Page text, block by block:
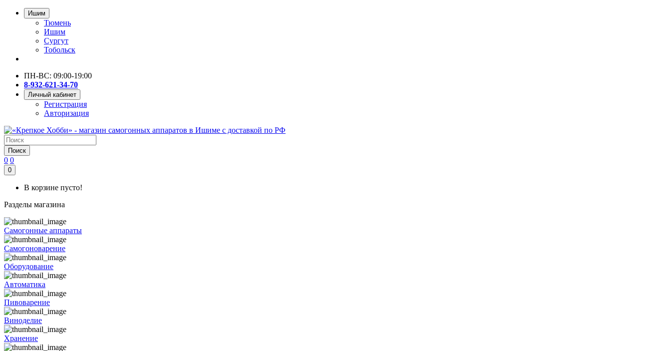
Ишим
Тюмень
Ишим
Сургут
Тобольск
ПН-ВС: 09:00-19:00
8-932-621-34-70
Личный кабинет
Регистрация
Авторизация
Поиск
0 0
0
В корзине пусто!
Разделы магазина
Самогонные аппараты
Самогоноварение
Оборудование
Автоматика
Пивоварение
Виноделие
Хранение